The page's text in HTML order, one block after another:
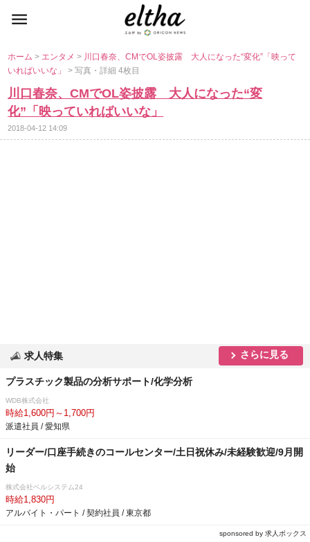
ホーム> エンタメ> 川口春奈、CMでOL姿披露 大人になった“変化”「映って
いればいいな」> 写真・詳細 4枚目
川口春奈、CMでOL姿披露 大人になった“変
化”「映っていればいいな」
2018-04-12 14:09
求人特集 さらに見る
プラスチック製品の分析サポート/化学分析
WDB株式会社
時給1,600円～1,700円
派遣社員 / 愛知県
リーダー/口座手続きのコールセンター/土日祝休み/未経験歓迎/9月開
始
株式会社ベルシステム24
時給1,830円
アルバイト・パート / 契約社員 / 東京都
sponsored by 求人ボックス